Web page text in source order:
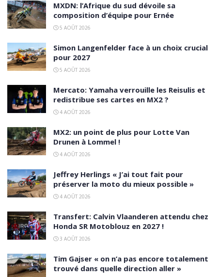
MXDN: l’Afrique du sud dévoile sa
composition d’équipe pour Ernée
5 AOÛT 2026
Simon Langenfelder face à un choix crucial
pour 2027
5 AOÛT 2026
Mercato: Yamaha verrouille les Reisulis et
redistribue ses cartes en MX2 ?
4 AOÛT 2026
MX2: un point de plus pour Lotte Van
Drunen à Lommel !
4 AOÛT 2026
Jeffrey Herlings « J’ai tout fait pour
préserver la moto du mieux possible »
4 AOÛT 2026
Transfert: Calvin Vlaanderen attendu chez
Honda SR Motoblouz en 2027 !
3 AOÛT 2026
Tim Gajser « on n’a pas encore totalement
trouvé dans quelle direction aller »